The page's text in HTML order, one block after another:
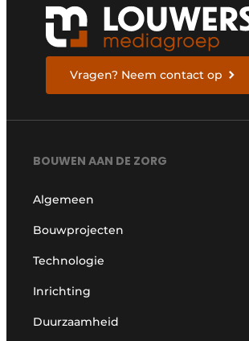
Vragen? Neem contact op
BOUWEN AAN DE ZORG
Algemeen
Bouwprojecten
Technologie
Inrichting
Duurzaamheid